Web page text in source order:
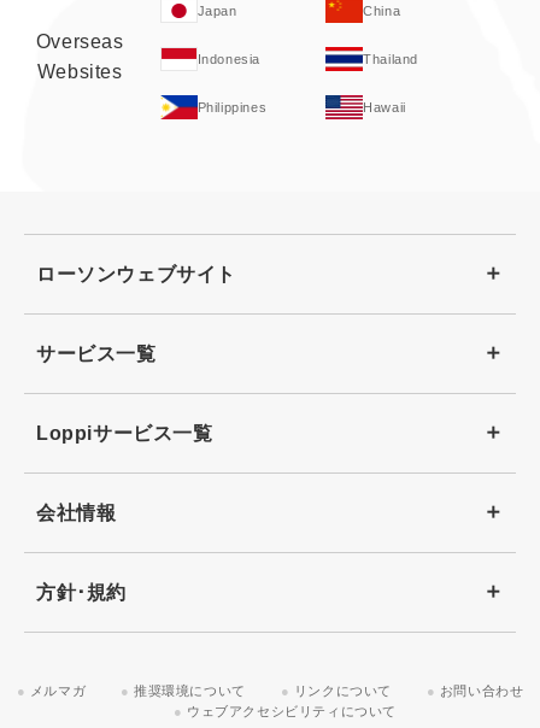
Overseas
Websites
Japan China
Indonesia Thailand
Philippines Hawaii
ローソンウェブサイト
サービス一覧
Loppiサービス一覧
会社情報
方針･規約
メルマガ 推奨環境について リンクについて
お問い合わせ
ウェブアクセシビリティについて